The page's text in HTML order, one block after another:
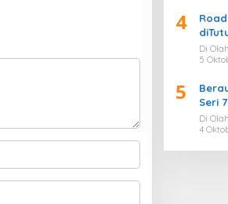
4
Di
5
5
Seri
2026
Di
4